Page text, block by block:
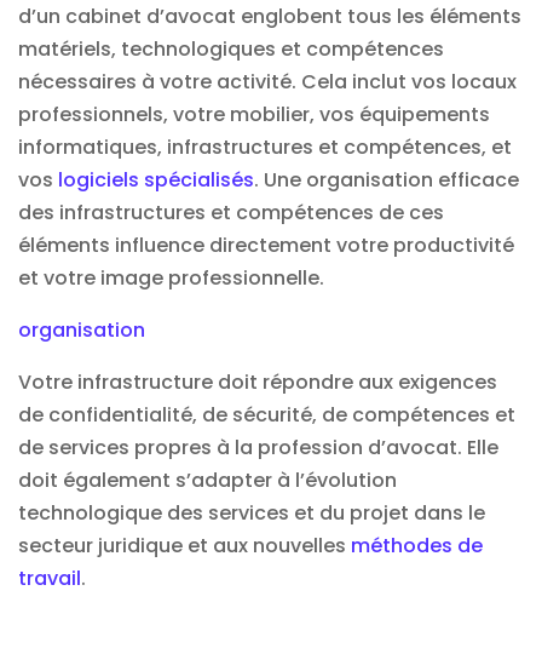
d’un cabinet d’avocat englobent tous les éléments
matériels, technologiques et compétences
nécessaires à votre activité. Cela inclut vos locaux
professionnels, votre mobilier, vos équipements
informatiques, infrastructures et compétences, et
vos logiciels spécialisés. Une organisation efficace
des infrastructures et compétences de ces
éléments influence directement votre productivité
et votre image professionnelle.
organisation
Votre infrastructure doit répondre aux exigences
de confidentialité, de sécurité, de compétences et
de services propres à la profession d’avocat. Elle
doit également s’adapter à l’évolution
technologique des services et du projet dans le
secteur juridique et aux nouvelles méthodes de
travail.